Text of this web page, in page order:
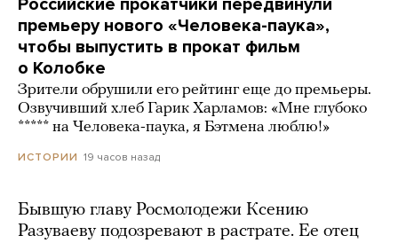
Российские прокатчики передвинули
премьеру нового «Человека-паука»,
чтобы выпустить в прокат фильм
о Колобке
Зрители обрушили его рейтинг еще до премьеры.
Озвучивший хлеб Гарик Харламов: «Мне глубоко
***** на Человека-паука, я Бэтмена люблю!»
ИСТОРИИ 19 часов назад
Бывшую главу Росмолодежи Ксению
Разуваеву подозревают в растрате. Ее отец